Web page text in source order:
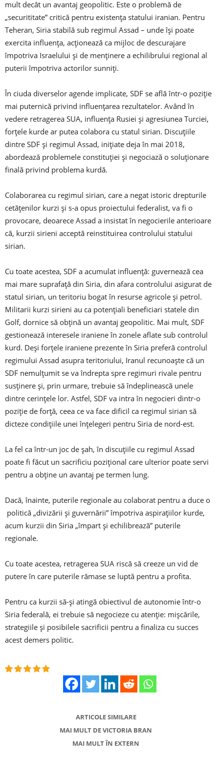
mult decât un avantaj geopolitic. Este o problemă de
„securititate” critică pentru existența statului iranian. Pentru
Teheran, Siria stabilă sub regimul Assad – unde își poate
exercita influența, acționează ca mijloc de descurajare
împotriva Israelului și de menținere a echilibrului regional al
puterii împotriva actorilor sunniți.
În ciuda diverselor agende implicate, SDF se află într-o poziție
mai puternică privind influențarea rezultatelor. Având în
vedere retragerea SUA, influența Rusiei și agresiunea Turciei,
forțele kurde ar putea colabora cu statul sirian. Discuțiile
dintre SDF și regimul Assad, inițiate deja în mai 2018,
abordează problemele constituției și negociază o soluționare
finală privind problema kurdă.
Colaborarea cu regimul sirian, care a negat istoric drepturile
cetățenilor kurzi și s-a opus proiectului federalist, va fi o
provocare, deoarece Assad a insistat în negocierile anterioare
că, kurzii sirieni acceptă reinstituirea controlului statului
sirian.
Cu toate acestea, SDF a acumulat influență: guvernează cea
mai mare suprafață din Siria, din afara controlului asigurat de
statul sirian, un teritoriu bogat în resurse agricole și petrol.
Militarii kurzi sirieni au ca potențiali beneficiari statele din
Golf, dornice să obțină un avantaj geopolitic. Mai mult, SDF
gestionează interesele iraniene în zonele aflate sub controlul
kurd. Deși forțele iraniene prezente în Siria preferă controlul
regimului Assad asupra teritoriului, Iranul recunoaște că un
SDF nemulțumit se va îndrepta spre regimuri rivale pentru
susținere și, prin urmare, trebuie să îndeplinească unele
dintre cerințele lor. Astfel, SDF va intra în negocieri dintr-o
poziție de forță, ceea ce va face dificil ca regimul sirian să
dicteze condițiile unei înțelegeri pentru Siria de nord-est.
La fel ca într-un joc de șah, în discuțiile cu regimul Assad
poate fi făcut un sacrificiu pozițional care ulterior poate servi
pentru a obține un avantaj pe termen lung.
Dacă, înainte, puterile regionale au colaborat pentru a duce o
politică „divizării și guvernării” împotriva aspirațiilor kurde,
acum kurzii din Siria „împart și echilibrează” puterile
regionale.
Cu toate acestea, retragerea SUA riscă să creeze un vid de
putere în care puterile rămase se luptă pentru a profita.
Pentru ca kurzii să-și atingă obiectivul de autonomie într-o
Siria federală, ei trebuie să negocieze cu atenție: mișcările,
strategiile și posibilele sacrificii pentru a finaliza cu succes
acest demers politic.
ARTICOLE SIMILARE
MAI MULT DE VICTORIA BRAN
MAI MULT ÎN EXTERN